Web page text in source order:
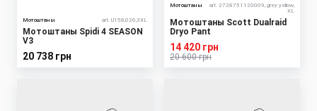
Мотоштаны art. U158,026,3XL
Мотоштаны Spidi 4 SEASON
V3
20 738 грн
Мотоштаны
art. 2728751120009, grey yellow,
XL
Мотоштаны Scott Dualraid
Dryo Pant
20 600 грн
14 420 грн